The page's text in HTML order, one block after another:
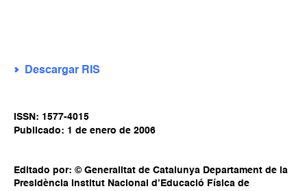
Descargar RIS
ISSN: 1577-4015
Publicado: 1 de enero de 2006
Editado por: © Generalitat de Catalunya Departament de la
Presidència Institut Nacional d’Educació Física de